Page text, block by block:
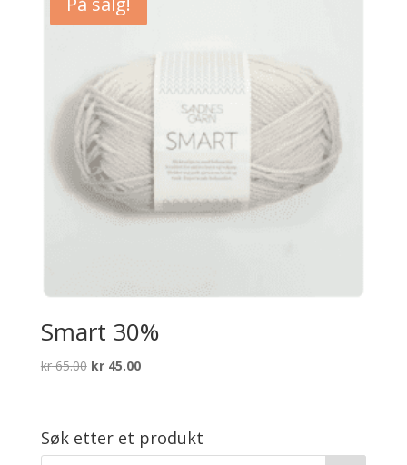
Smart 30%
kr65.00 Opprinnelig
kr45.00Nåværende
kr 45.00.
Søk etter et produkt